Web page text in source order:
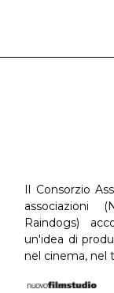
Il Consorzio
associazioni
Raindogs)
un'idea di
nel cinema, nel